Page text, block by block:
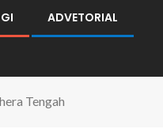
ADVETORIAL
Tengah